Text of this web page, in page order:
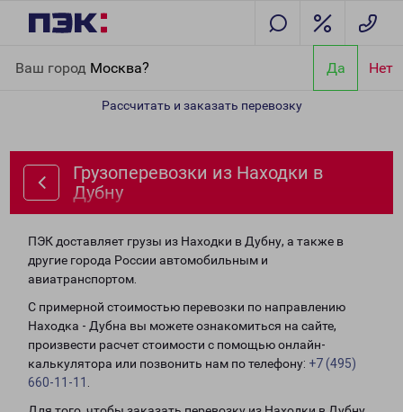
Ваш город Москва? Да Нет
Рассчитать и заказать перевозку
Грузоперевозки из Находки в
Дубну
ПЭК доставляет грузы из Находки в Дубну, а также в
другие города России автомобильным и
авиатранспортом.
С примерной стоимостью перевозки по направлению
Находка - Дубна вы можете ознакомиться на сайте,
произвести расчет стоимости с помощью онлайн-
калькулятора или позвонить нам по телефону: +7 (495)
660-11-11